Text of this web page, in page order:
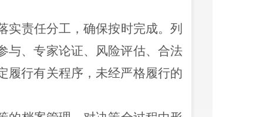
实责任分工，确保按时完成。列
与、专家论证、风险评估、合法
履行有关程序，未经严格履行的